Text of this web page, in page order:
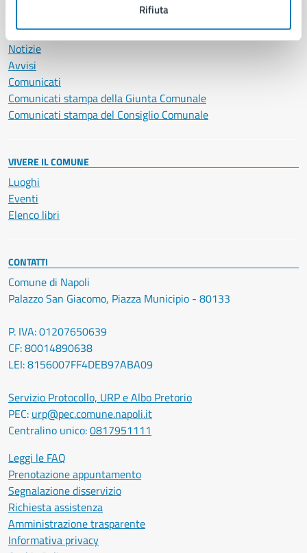
Rifiuta
NOVITÀ
Notizie
Avvisi
Comunicati
Comunicati stampa della Giunta Comunale
Comunicati stampa del Consiglio Comunale
VIVERE IL COMUNE
Luoghi
Eventi
Elenco libri
CONTATTI
Comune di Napoli
Palazzo San Giacomo, Piazza Municipio - 80133
P. IVA: 01207650639
CF: 80014890638
LEI: 8156007FF4DEB97ABA09
Servizio Protocollo, URP e Albo Pretorio
PEC: urp@pec.comune.napoli.it
Centralino unico:0817951111
Leggi le FAQ
Prenotazione appuntamento
Segnalazione disservizio
Richiesta assistenza
Amministrazione trasparente
Informativa privacy